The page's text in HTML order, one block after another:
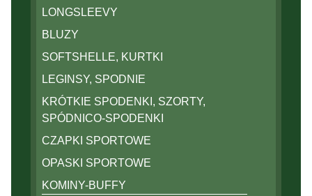
SPÓDNICO-SPODENKI
CZAPKI SPORTOWE
OPASKI SPORTOWE
MITENKI
OPASKI SPORTOWE
KOMINY-BUFFY
RĘKAWKI SPORTOWE, RĘKAWICZKI
LONGSLEEVY
BLUZY
SOFTSHELLE, KURTKI
LEGINSY, SPODNIE
KRÓTKIE SPODENKI, SZORTY,
SPÓDNICO-SPODENKI
CZAPKI SPORTOWE
OPASKI SPORTOWE
KOMINY-BUFFY